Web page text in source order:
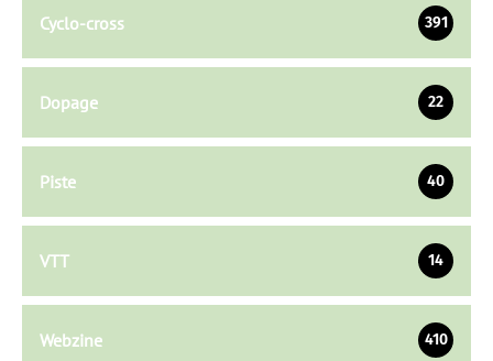
Cyclo-cross 391
Dopage 22
Piste 40
VTT 14
Webzine 410